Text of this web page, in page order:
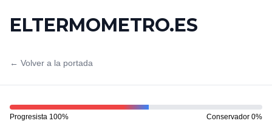
ELTERMOMETRO.ES
← Volver a la portada
Progresista 100% Conservador 0%